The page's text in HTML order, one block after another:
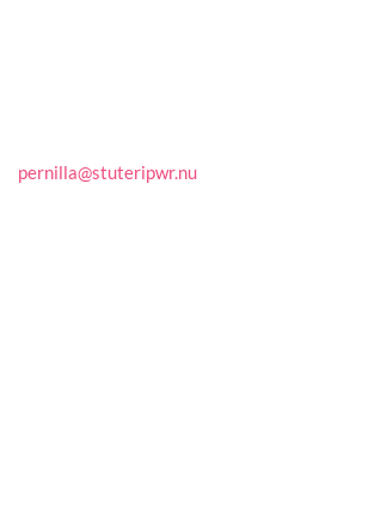
pernilla@stuteripwr.nu